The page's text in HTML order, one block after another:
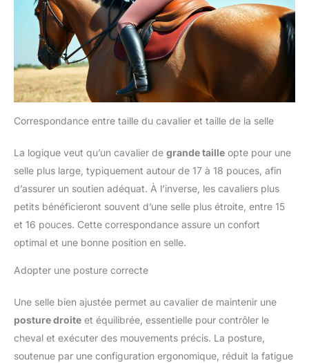
Correspondance entre taille du cavalier et taille de la selle
La logique veut qu’un cavalier de grande taille opte pour une
selle plus large, typiquement autour de 17 à 18 pouces, afin
d’assurer un soutien adéquat. À l’inverse, les cavaliers plus
petits bénéficieront souvent d’une selle plus étroite, entre 15
et 16 pouces. Cette correspondance assure un confort
optimal et une bonne position en selle.
Adopter une posture correcte
Une selle bien ajustée permet au cavalier de maintenir une
posture droite et équilibrée, essentielle pour contrôler le
cheval et exécuter des mouvements précis. La posture,
soutenue par une configuration ergonomique, réduit la fatigue